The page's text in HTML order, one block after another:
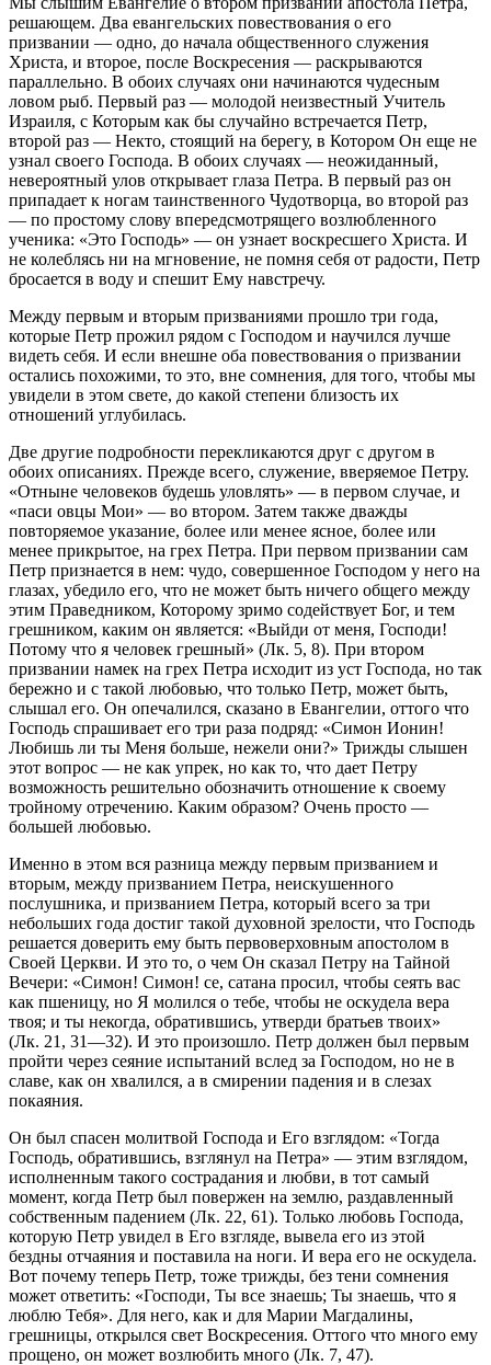
решающем. Два евангельских повествования о его
призвании — одно, до начала общественного служения
Христа, и второе, после Воскресения — раскрываются
параллельно. В обоих случаях они начинаются чудесным
ловом рыб. Первый раз — молодой неизвестный Учитель
Израиля, с Которым как бы случайно встречается Петр,
второй раз — Некто, стоящий на берегу, в Котором Он еще не
узнал своего Господа. В обоих случаях — неожиданный,
невероятный улов открывает глаза Петра. В первый раз он
припадает к ногам таинственного Чудотворца, во второй раз
— по простому слову впередсмотрящего возлюбленного
ученика: «Это Господь» — он узнает воскресшего Христа. И
не колеблясь ни на мгновение, не помня себя от радости, Петр
бросается в воду и спешит Ему навстречу.
Между первым и вторым призваниями прошло три года,
которые Петр прожил рядом с Господом и научился лучше
видеть себя. И если внешне оба повествования о призвании
остались похожими, то это, вне сомнения, для того, чтобы мы
увидели в этом свете, до какой степени близость их
отношений углубилась.
Две другие подробности перекликаются друг с другом в
обоих описаниях. Прежде всего, служение, вверяемое Петру.
«Отныне человеков будешь уловлять» — в первом случае, и
«паси овцы Мои» — во втором. Затем также дважды
повторяемое указание, более или менее ясное, более или
менее прикрытое, на грех Петра. При первом призвании сам
Петр признается в нем: чудо, совершенное Господом у него на
глазах, убедило его, что не может быть ничего общего между
этим Праведником, Которому зримо содействует Бог, и тем
грешником, каким он является: «Выйди от меня, Господи!
Потому что я человек грешный» (Лк. 5, 8). При втором
призвании намек на грех Петра исходит из уст Господа, но так
бережно и с такой любовью, что только Петр, может быть,
слышал его. Он опечалился, сказано в Евангелии, оттого что
Господь спрашивает его три раза подряд: «Симон Ионин!
Любишь ли ты Меня больше, нежели они?» Трижды слышен
этот вопрос — не как упрек, но как то, что дает Петру
возможность решительно обозначить отношение к своему
тройному отречению. Каким образом? Очень просто —
большей любовью.
Именно в этом вся разница между первым призванием и
вторым, между призванием Петра, неискушенного
послушника, и призванием Петра, который всего за три
небольших года достиг такой духовной зрелости, что Господь
решается доверить ему быть первоверховным апостолом в
Своей Церкви. И это то, о чем Он сказал Петру на Тайной
Вечери: «Симон! Симон! се, сатана просил, чтобы сеять вас
как пшеницу, но Я молился о тебе, чтобы не оскудела вера
твоя; и ты некогда, обратившись, утверди братьев твоих»
(Лк. 21, 31—32). И это произошло. Петр должен был первым
пройти через сеяние испытаний вслед за Господом, но не в
славе, как он хвалился, а в смирении падения и в слезах
покаяния.
Он был спасен молитвой Господа и Его взглядом: «Тогда
Господь, обратившись, взглянул на Петра» — этим взглядом,
исполненным такого сострадания и любви, в тот самый
момент, когда Петр был повержен на землю, раздавленный
собственным падением (Лк. 22, 61). Только любовь Господа,
которую Петр увидел в Его взгляде, вывела его из этой
бездны отчаяния и поставила на ноги. И вера его не оскудела.
Вот почему теперь Петр, тоже трижды, без тени сомнения
может ответить: «Господи, Ты все знаешь; Ты знаешь, что я
люблю Тебя». Для него, как и для Марии Магдалины,
грешницы, открылся свет Воскресения. Оттого что много ему
прощено, он может возлюбить много (Лк. 7, 47).